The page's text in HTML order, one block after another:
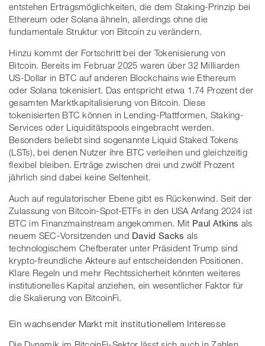
entstehen Ertragsmöglichkeiten, die dem Staking-Prinzip bei
Ethereum oder Solana ähneln, allerdings ohne die
fundamentale Struktur von Bitcoin zu verändern.
Hinzu kommt der Fortschritt bei der Tokenisierung von
Bitcoin. Bereits im Februar 2025 waren über 32 Milliarden
US-Dollar in BTC auf anderen Blockchains wie Ethereum
oder Solana tokenisiert. Das entspricht etwa 1.74 Prozent der
gesamten Marktkapitalisierung von Bitcoin. Diese
tokenisierten BTC können in Lending-Plattformen, Staking-
Services oder Liquiditätspools eingebracht werden.
Besonders beliebt sind sogenannte Liquid Staked Tokens
(LSTs), bei denen Nutzer ihre BTC verleihen und gleichzeitig
flexibel bleiben. Erträge zwischen drei und zwölf Prozent
jährlich sind dabei keine Seltenheit.
Auch auf regulatorischer Ebene gibt es Rückenwind. Seit der
Zulassung von Bitcoin-Spot-ETFs in den USA Anfang 2024 ist
BTC im Finanzmainstream angekommen. Mit Paul Atkins als
neuem SEC-Vorsitzenden und David Sacks als
technologischem Chefberater unter Präsident Trump sind
krypto-freundliche Akteure auf entscheidenden Positionen.
Klare Regeln und mehr Rechtssicherheit könnten weiteres
institutionelles Kapital anziehen, ein wesentlicher Faktor für
die Skalierung von BitcoinFi.
Ein wachsender Markt mit institutionellem Interesse